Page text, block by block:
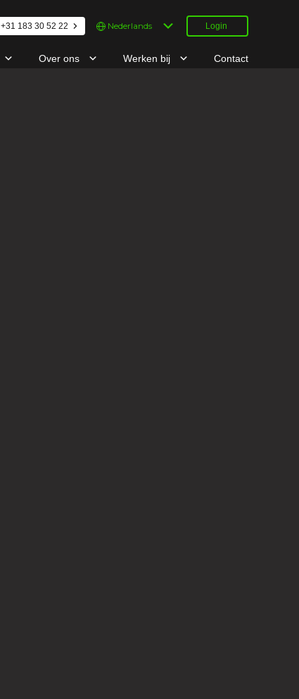
+31 183 30 52 22
Kies
een
Login
Over ons Werken bij Contact